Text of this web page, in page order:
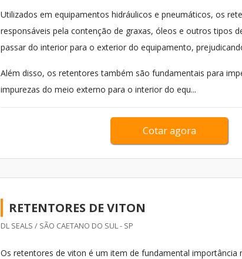
Utilizados em equipamentos hidráulicos e pneumáticos, os
responsáveis pela contenção de graxas, óleos e outros tipos
passar do interior para o exterior do equipamento,
Além disso, os retentores também são fundamentais para
impurezas do meio externo para o interior do equ...
Cotar agora
RETENTORES DE VITON
DL SEALS / SÃO CAETANO DO SUL - SP
Os retentores de viton é um item de fundamental importância